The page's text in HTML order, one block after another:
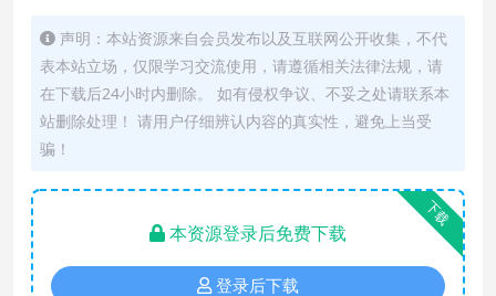
声明：本站资源来自会员发布以及互联网公开收集，不代
表本站立场，仅限学习交流使用，请遵循相关法律法规，请
在下载后24小时内删除。 如有侵权争议、不妥之处请联系本
站删除处理！ 请用户仔细辨认内容的真实性，避免上当受
骗！
下载
本资源登录后免费下载
登录后下载